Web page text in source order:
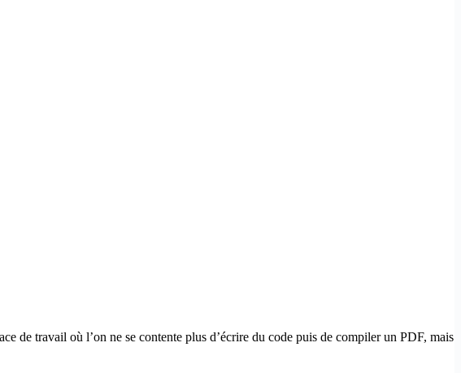
de travail où l’on ne se contente plus d’écrire du code puis de compiler un PDF, mais